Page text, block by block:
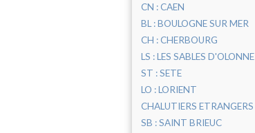
CN : CAEN
BL : BOULOGNE SUR MER
CH : CHERBOURG
LS : LES SABLES D'OLONNE
ST : SETE
LO : LORIENT
CHALUTIERS ETRANGERS
SB : SAINT BRIEUC